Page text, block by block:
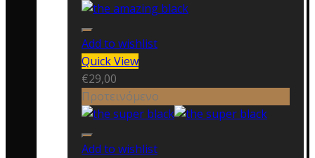
Add to wishlist
Quick View
€29,00
Προτεινόμενο
Add to wishlist